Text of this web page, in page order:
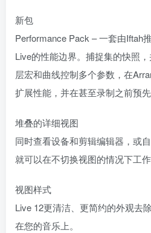
新包
Performance Pack – 一套由Iftah
Live的性能边界。捕捉集的快照
层宏和曲线控制多个参数，在
扩展性能，并在甚至录制之前预先
堆叠的详细视图
同时查看设备和剪辑编辑器，或
就可以在不切换视图的情况下工
视图样式
Live 12更清洁、更简约的外观去
在您的音乐上。